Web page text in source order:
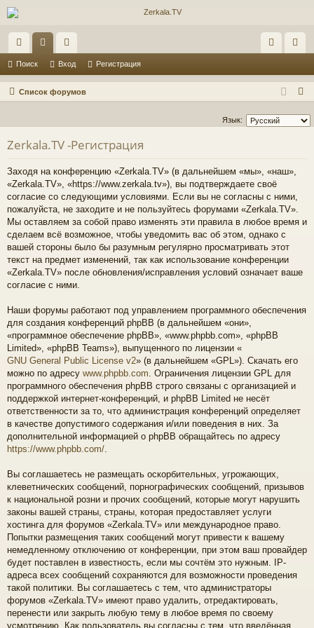
с
ы
и
ум
ол
ьз
ат
ел
и
д ис
ац
Поиск Вход Регистрация
Список форумов
и
Язык:
Zerkala.TV -Регистрация
Заходя на конференцию «Zerkala.TV» (в дальнейшем «мы», «наш»,
«Zerkala.TV», «https://www.zerkala.tv»), вы подтверждаете своё
согласие со следующими условиями. Если вы не согласны с ними,
пожалуйста, не заходите и не пользуйтесь форумами «Zerkala.TV».
Мы оставляем за собой право изменять эти правила в любое время и
сделаем всё возможное, чтобы уведомить вас об этом, однако с
вашей стороны было бы разумным регулярно просматривать этот
текст на предмет изменений, так как использование конференции
«Zerkala.TV» после обновления/исправления условий означает ваше
согласие с ними.
Наши форумы работают под управлением программного обеспечения
для создания конференций phpBB (в дальнейшем «они»,
«программное обеспечение phpBB», «www.phpbb.com», «phpBB
Limited», «phpBB Teams»), выпущенного по лицензии «
GNU General Public License v2» (в дальнейшем «GPL»). Скачать его
можно по адресу www.phpbb.com . Ограничения лицензии GPL для
программного обеспечения phpBB строго связаны с организацией и
поддержкой интернет-конференций, и phpBB Limited не несёт
ответственности за то, что администрация конференций определяет
в качестве допустимого содержания и/или поведения в них. За
дополнительной информацией о phpBB обращайтесь по адресу
https://www.phpbb.com/
Вы соглашаетесь не размещать оскорбительных, угрожающих,
клеветнических сообщений, порнографических сообщений, призывов
к национальной розни и прочих сообщений, которые могут нарушить
законы вашей страны, страны, которая предоставляет услуги
хостинга для форумов «Zerkala.TV» или международное право.
Попытки размещения таких сообщений могут привести к вашему
немедленному отключению от конференции, при этом ваш провайдер
будет поставлен в известность, если мы сочтём это нужным. IP-
адреса всех сообщений сохраняются для возможности проведения
такой политики. Вы соглашаетесь с тем, что администраторы
форумов «Zerkala.TV» имеют право удалить, отредактировать,
перенести или закрыть любую тему в любое время по своему
усмотрению. Как пользователь вы согласны с тем, что введённая